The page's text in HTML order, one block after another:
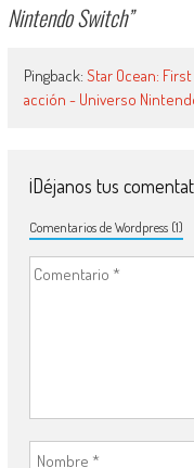
Nintendo Switch”
Pingback: Star Ocean:
acción - Universo
¡Déjanos tus
Comentarios de Wordpress (1)